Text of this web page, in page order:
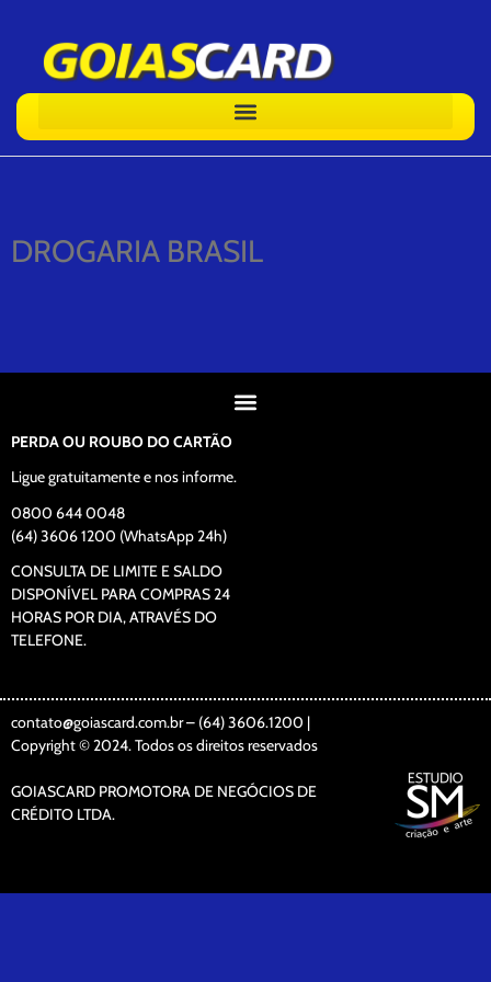
DROGARIA BRASIL
PERDA OU ROUBO DO CARTÃO
Ligue gratuitamente e nos informe.
0800 644 0048
(64) 3606 1200 (WhatsApp 24h)
CONSULTA DE LIMITE E SALDO
DISPONÍVEL PARA COMPRAS 24
HORAS POR DIA, ATRAVÉS DO
TELEFONE.
contato@goiascard.com.br – (64) 3606.1200 |
Copyright © 2024. Todos os direitos reservados
GOIASCARD PROMOTORA DE NEGÓCIOS DE
CRÉDITO LTDA.